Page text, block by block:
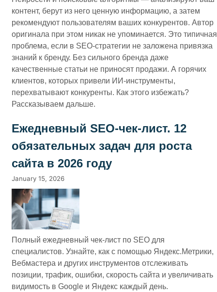
контент, берут из него ценную информацию, а затем
рекомендуют пользователям ваших конкурентов. Автор
оригинала при этом никак не упоминается. Это типичная
проблема, если в SEO-стратегии не заложена привязка
знаний к бренду. Без сильного бренда даже
качественные статьи не приносят продажи. А горячих
клиентов, которых привели ИИ-инструменты,
перехватывают конкуренты. Как этого избежать?
Рассказываем дальше.
Ежедневный SEO-чек-лист. 12
обязательных задач для роста
сайта в 2026 году
January 15, 2026
Полный ежедневный чек-лист по SEO для
специалистов. Узнайте, как с помощью Яндекс.Метрики,
Вебмастера и других инструментов отслеживать
позиции, трафик, ошибки, скорость сайта и увеличивать
видимость в Google и Яндекс каждый день.